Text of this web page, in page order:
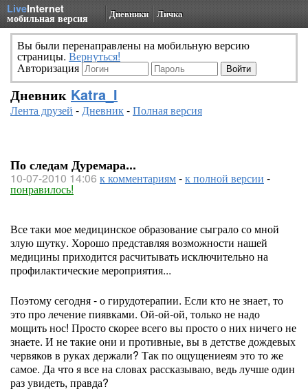
LiveInternet
мобильная версия Дневники Личка
Вы были перенаправлены на мобильную версию
страницы. Вернуться!
Авторизация
Дневник Katra_I
Лента друзей -Дневник-Полная версия
По следам Дуремара...
10-07-2010 14:06 к комментариям-к полной версии -
понравилось!
Все таки мое медицинское образование сыграло со мной
злую шутку. Хорошо представляя возможности нашей
медицины приходится расчитывать исключительно на
профилактические мероприятия...
Поэтому сегодня - о гирудотерапии. Если кто не знает, то
это про лечение пиявками. Ой-ой-ой, только не надо
мощить нос! Просто скорее всего вы просто о них ничего не
знаете. И не такие они и противные, вы в детстве дождевых
червяков в руках держали? Так по ощущениеям это то же
самое. Да что я все на словах рассказываю, ведь лучше один
раз увидеть, правда?